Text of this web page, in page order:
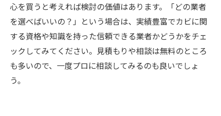
心を買うと考えれば検討の価値はあります。「どの業者
を選べばいいの？」という場合は、実績豊富でカビに関
する資格や知識を持った信頼できる業者かどうかをチェ
ックしてみてください。見積もりや相談は無料のところ
も多いので、一度プロに相談してみるのも良いでしょ
う。